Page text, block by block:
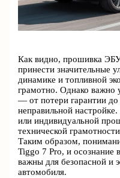
Как видно, прошивка
принести значительные
динамике и топливной
грамотно. Однако важно
— от потери гарантии до
неправильной
или индивидуальной
технической
Таким образом,
Tiggo 7 Pro, и осознание
важны для безопасной и
автомобиля.